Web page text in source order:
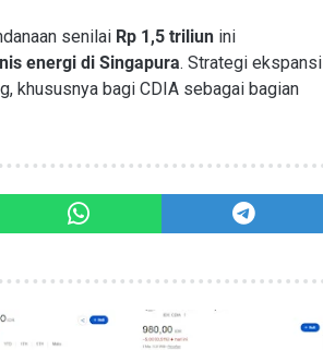
senilai Rp 1,5 triliun ini
energi di Singapura. Strategi ekspansi
khususnya bagi CDIA sebagai bagian